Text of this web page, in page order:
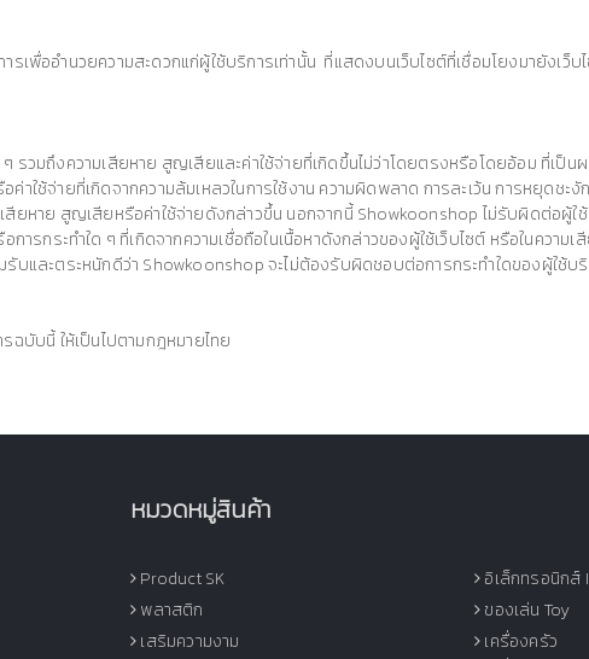
ารเพื่ออำนวยความสะดวกแก่ผู้ใช้บริการเท่านั้น ที่แสดงบนเว็บไซต์ที่เชื่อมโยงมายังเ
วมถึงความเสียหาย สูญเสียและค่าใช้จ่ายที่เกิดขึ้นไม่ว่าโดยตรงหรือโดยอ้อม ที่เป็นผ
าใช้จ่ายที่เกิดจากความล้มเหลวในการใช้งาน ความผิดพลาด การละเว้น การหยุดช
สียหาย สูญเสียหรือค่าใช้จ่ายดังกล่าวขึ้น นอกจากนี้ Showkoonshop ไม่รับผิดต่อผู้ใ
ารกระทำใด ๆ ที่เกิดจากความเชื่อถือในเนื้อหาดังกล่าวของผู้ใช้เว็บไซต์ หรือในควา
รับและตระหนักดีว่า Showkoonshop จะไม่ต้องรับผิดชอบต่อการกระทำใดของผู้ใช้บ
ฉบับนี้ ให้เป็นไปตามกฎหมายไทย
หมวดหมู่สินค้า
Product SK
อิเล็กทรอนิกส์
พลาสติก
ของเล่น Toy
เสริมความงาม
เครื่องครัว